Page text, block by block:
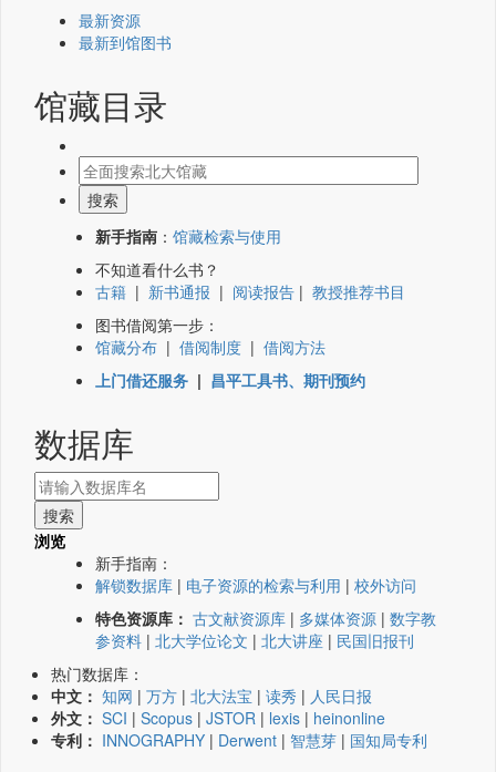
最新资源
最新到馆图书
馆藏目录
新手指南 ： 馆藏检索与使用
不知道看什么书？
古籍 | 新书通报 | 阅读报告 | 教授推荐书目
图书借阅第一步：
馆藏分布 | 借阅制度 | 借阅方法
上门借还服务 | 昌平工具书、期刊预约
数据库
浏览
新手指南：
解锁数据库 | 电子资源的检索与利用 | 校外访问
特色资源库： 古文献资源库 | 多媒体资源 | 数字教
参资料 | 北大学位论文 | 北大讲座 | 民国旧报刊
热门数据库：
中文： 知网 | 万方 | 北大法宝 | 读秀 | 人民日报
外文： SCI | Scopus | JSTOR | lexis | heinonline
专利： INNOGRAPHY | Derwent | 智慧芽 | 国知局专利